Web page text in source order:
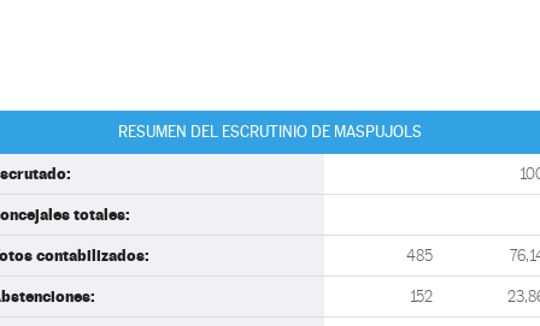
RESUMEN DEL ESCRUTINIO DE MASPUJOLS
totales:
contabilizados: 485
152